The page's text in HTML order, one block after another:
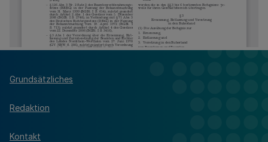
Grundsätzliches
Redaktion
Kontakt